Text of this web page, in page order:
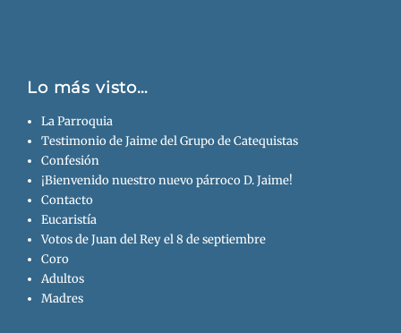
Lo más visto…
La Parroquia
Testimonio de Jaime del Grupo de Catequistas
Confesión
¡Bienvenido nuestro nuevo párroco D. Jaime!
Contacto
Eucaristía
Votos de Juan del Rey el 8 de septiembre
Coro
Adultos
Madres